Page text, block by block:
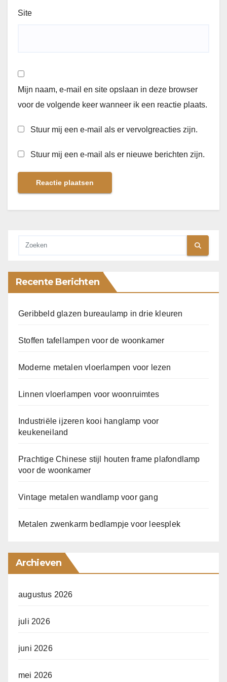
Site
Mijn naam, e-mail en site opslaan in deze browser
voor de volgende keer wanneer ik een reactie plaats.
Stuur mij een e-mail als er vervolgreacties zijn.
Stuur mij een e-mail als er nieuwe berichten zijn.
Recente Berichten
Geribbeld glazen bureaulamp in drie kleuren
Stoffen tafellampen voor de woonkamer
Moderne metalen vloerlampen voor lezen
Linnen vloerlampen voor woonruimtes
Industriële ijzeren kooi hanglamp voor
keukeneiland
Prachtige Chinese stijl houten frame plafondlamp
voor de woonkamer
Vintage metalen wandlamp voor gang
Metalen zwenkarm bedlampje voor leesplek
Archieven
augustus 2026
juli 2026
juni 2026
mei 2026